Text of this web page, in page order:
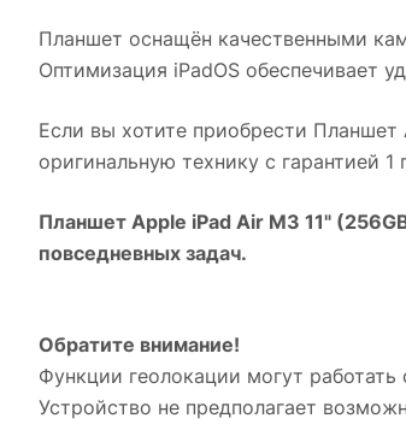
Планшет оснащён качественными
Оптимизация iPadOS обеспечивает
Если вы хотите приобрести Планшет
оригинальную технику с гарантией
Планшет Apple iPad Air M3 11"
повседневных задач.
Обратите внимание!
Функции геолокации могут
Устройство не предполагает